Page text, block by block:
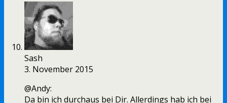
Sash
3. November 2015
@Andy:
Da bin ich durchaus bei Dir. Allerdings hab ich bei